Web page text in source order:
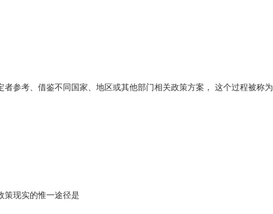
参考、借鉴不同国家、地区或其他部门相关政策方案， 这个过程被称为
现实的惟一途径是